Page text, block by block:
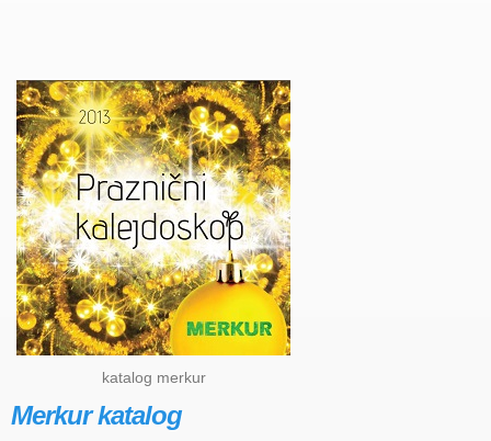
katalog merkur
Merkur katalog